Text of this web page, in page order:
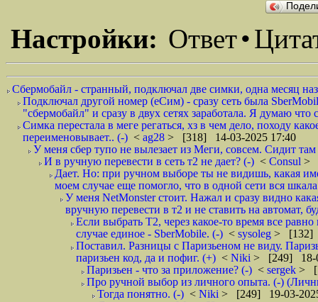
Настройки: Ответ•
Сбермобайл - странный, подключал две симки, одна месяц
Подключал другой номер (еСим) - сразу сеть была
"сбермобайл" и сразу в двух сетях заработала. Я думаю
Симка перестала в меге регаться, хз в чем дело, походу
переименовывает.. (-) < ag28 > [318] 14-03-2025 17:40
У меня сбер тупо не вылезает из Меги, совсем. Сидит
И в ручную перевести в сеть т2 не дает? (-) < Consul >
Дает. Но: при ручном выборе ты не видишь, какая
моем случае еще помогло, что в одной сети вся
У меня NetMonster стоит. Нажал и сразу видно
вручную перевести в т2 и не ставить на автомат,
Если выбрать Т2, через какое-то время все
случае единое - SberMobile. (-) < sysoleg > [132]
Поставил. Разницы с Паризьеном не виду.
паризьен код, да и пофиг. (+) < Niki > [249] 18-
Паризьен - что за приложение? (-) < sergek >
Про ручной выбор из личного опыта. (-)
Тогда понятно. (-) < Niki > [249] 19-03-